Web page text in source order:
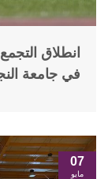
انطلاق
في جامعة
07
مايو